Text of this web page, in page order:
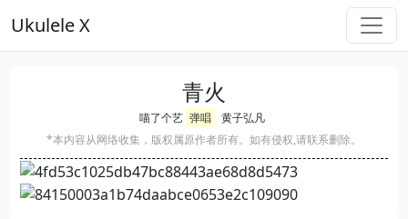
Ukulele X
青火
喵了个艺 弹唱
黄子弘凡
*本内容从网络收集，版权属原作者所有。如有侵权,请联系删除。